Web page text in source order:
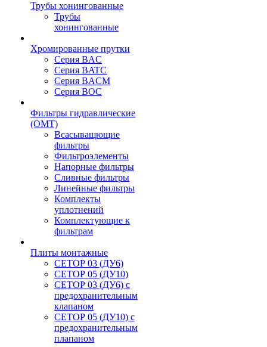
Трубы хонингованные
Трубы
хонингованные
Хромированные прутки
Серия BAC
Серия BATC
Серия BACM
Серия BOC
Фильтры гидравлические
(OMT)
Всасыващющие
фильтры
Фильтроэлементы
Напорные фильтры
Сливные фильтры
Линейные фильтры
Комплекты
уплотнений
Комплектующие к
фильтрам
Плиты монтажные
CЕТОР 03 (ДУ6)
CЕТОР 05 (ДУ10)
CЕТОР 03 (ДУ6) с
предохранительным
клапаном
CЕТОР 05 (ДУ10) с
предохранительным
плапаном